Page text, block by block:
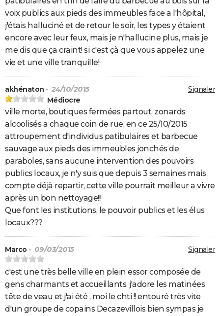
voix publics aux pieds des immeubles face a l'hôpital,
j'étais halluciné et de retour le soir, les types y étaient
encore avec leur feux, mais je n'hallucine plus, mais je
me dis que ça craint! si c'est çà que vous appelez une
vie et une ville tranquille!
Signaler
akhénaton - 24/10/2015
Médiocre
ville morte, boutiques fermées partout, zonards
alcoolisés a chaque coin de rue, en ce 25/10/2015
attroupement d'individus patibulaires et barbecue
sauvage aux pieds des immeubles jonchés de
paraboles, sans aucune intervention des pouvoirs
publics locaux, je n'y suis que depuis 3 semaines mais
compte déjà repartir, cette ville pourrait meilleur a vivre
après un bon nettoyage!!!
Que font les institutions, le pouvoir publics et les élus
locaux???
Signaler
Marco - 09/03/2015
c'est une très belle ville en plein essor composée de
gens charmants et accueillants. j'adore les matinées
tête de veau et j'ai été , moi le chti !! entouré très vite
d'un groupe de copains Decazevillois bien sympas je